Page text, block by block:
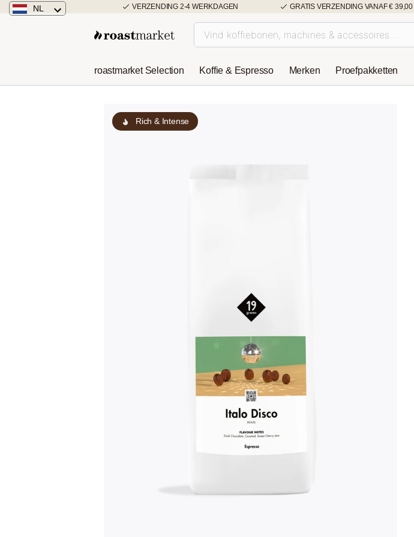
VERZENDING 2-4 WERKDAGEN GRATIS VERZENDING VANAF € 39,00
NL
Österreich
roastmarket Selection Koffie & Espresso Merken Proefpakketten
Rich & Intense